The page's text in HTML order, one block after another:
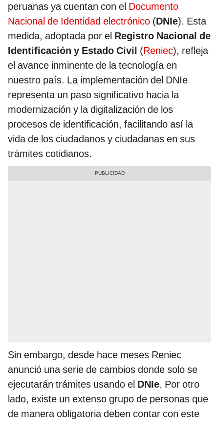
peruanas ya cuentan con el Documento
Nacional de Identidad electrónico (DNIe). Esta
medida, adoptada por el Registro Nacional de
Identificación y Estado Civil (Reniec), refleja
el avance inminente de la tecnología en
nuestro país. La implementación del DNIe
representa un paso significativo hacia la
modernización y la digitalización de los
procesos de identificación, facilitando así la
vida de los ciudadanos y ciudadanas en sus
trámites cotidianos.
Sin embargo, desde hace meses Reniec
anunció una serie de cambios donde solo se
ejecutarán trámites usando el DNIe. Por otro
lado, existe un extenso grupo de personas que
de manera obligatoria deben contar con este